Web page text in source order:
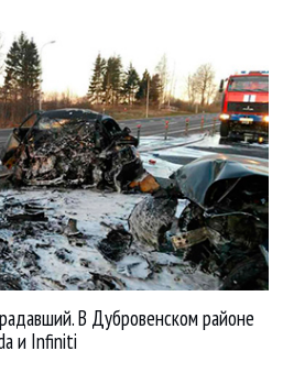
В Дубровенском районе
и Infiniti